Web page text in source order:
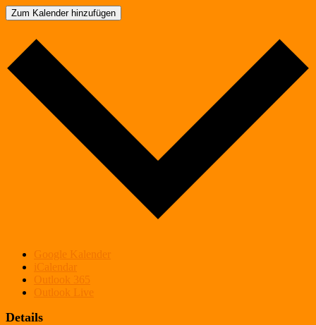
Zum Kalender hinzufügen
Google Kalender
iCalendar
Outlook 365
Outlook Live
Details